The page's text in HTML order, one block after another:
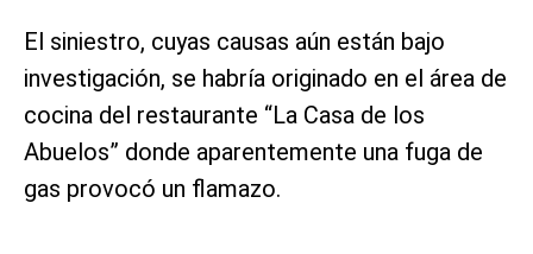
El siniestro, cuyas causas aún están bajo
investigación, se habría originado en el área de
cocina del restaurante “La Casa de los
Abuelos” donde aparentemente una fuga de
gas provocó un flamazo.